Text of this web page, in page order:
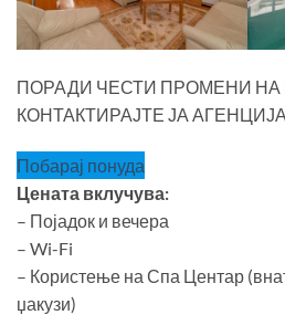
ПОРАДИ ЧЕСТИ ПРОМЕНИ НА
КОНТАКТИРАЈТЕ ЈА
Побарај понуда
Цената вклучува:
– Појадок и вечера
– Wi-Fi
– Користење на Спа Центар
џакузи)